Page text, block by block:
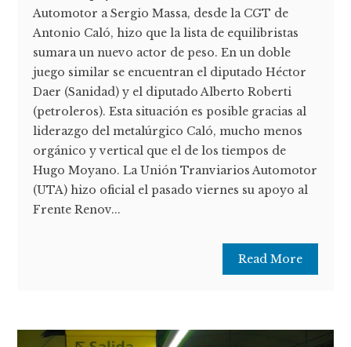
Automotor a Sergio Massa, desde la CGT de
Antonio Caló, hizo que la lista de equilibristas
sumara un nuevo actor de peso. En un doble
juego similar se encuentran el diputado Héctor
Daer (Sanidad) y el diputado Alberto Roberti
(petroleros). Esta situación es posible gracias al
liderazgo del metalúrgico Caló, mucho menos
orgánico y vertical que el de los tiempos de
Hugo Moyano. La Unión Tranviarios Automotor
(UTA) hizo oficial el pasado viernes su apoyo al
Frente Renov...
Read More